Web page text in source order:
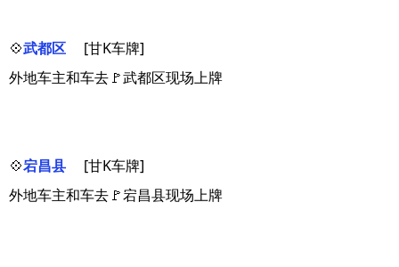
💠武都区
[甘K车牌]
外地车主和车去🚩武都区现场上牌
💠宕昌县
[甘K车牌]
外地车主和车去🚩宕昌县现场上牌